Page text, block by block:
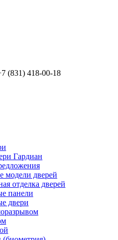
(831) 418-00-18
Гардиан
модели дверей
отделка дверей
панели
двери